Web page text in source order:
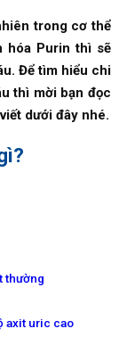
trong cơ thể
hóa Purin thì sẽ
Để tìm hiểu chi
thì mời bạn đọc
dưới đây nhé.
thường
axit uric cao